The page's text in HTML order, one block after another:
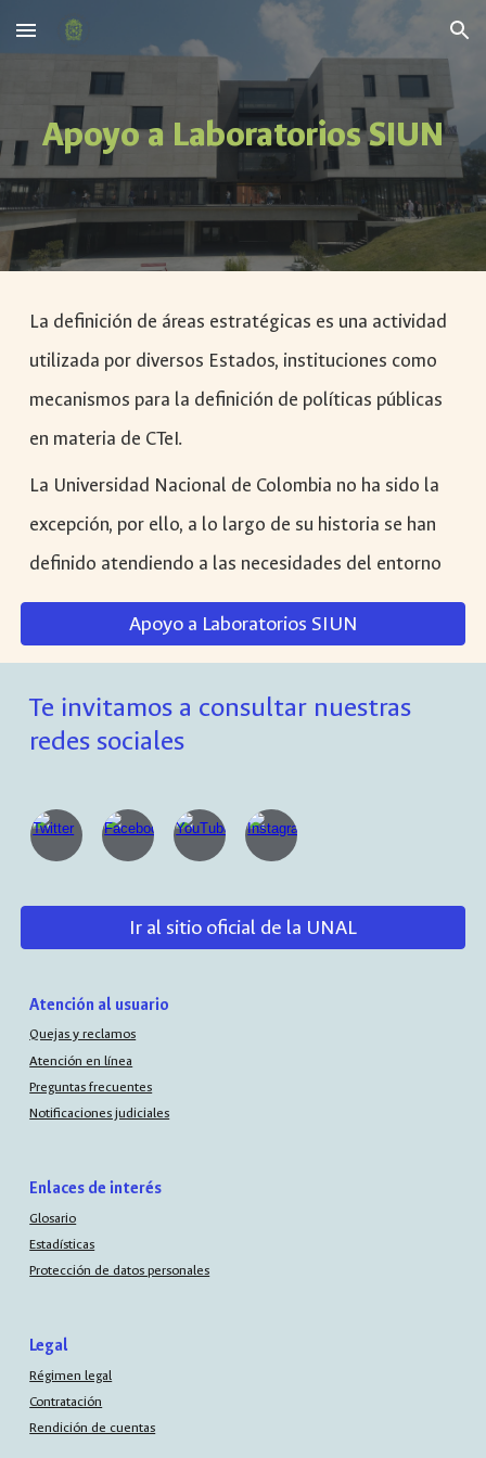
Skip to main content Skip to navigation
Apoyo a Laboratorios SIUN
La definición de áreas estratégicas es una actividad
utilizada por diversos Estados, instituciones como
mecanismos para la definición de políticas públicas
en materia de CTeI.
La Universidad Nacional de Colombia no ha sido la
excepción, por ello, a lo largo de su historia se han
definido atendiendo a las necesidades del entorno
Apoyo a Laboratorios SIUN
Te invitamos a consultar nuestras
redes sociales
Ir al sitio oficial de la UNAL
Atención al usuario
Quejas y reclamos
Atención en línea
Preguntas frecuentes
Notificaciones judiciales
Enlaces de interés
Glosario
Estadísticas
Protección de datos personales
Legal
Régimen legal
Contratación
Rendición de cuentas